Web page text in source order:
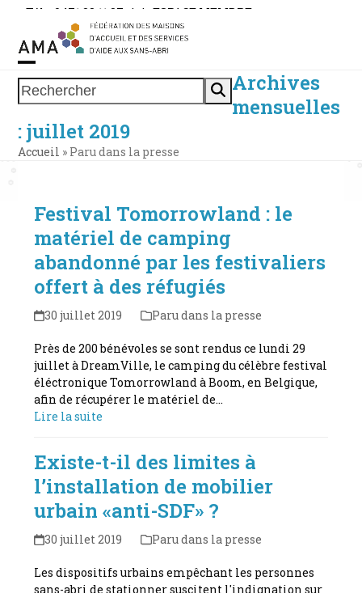
Skip
content
Tél. : 0471 38 11 37 | | ESPACE MEMBRE
Rechercher
Open
mobile
menu
Close
mobile
menu
Archives
mensuelles
: juillet 2019
Accueil » Paru dans la presse
Festival Tomorrowland : le
matériel de camping
abandonné par les festivaliers
offert à des réfugiés
30 juillet 2019 Paru dans la presse
Près de 200 bénévoles se sont rendus ce lundi 29
juillet à DreamVille, le camping du célèbre festival
éléctronique Tomorrowland à Boom, en Belgique,
afin de récupérer le matériel de…
Lire la suite
Existe-t-il des limites à
l’installation de mobilier
urbain «anti-SDF» ?
30 juillet 2019 Paru dans la presse
Les dispositifs urbains empêchant les personnes
sans-abri de stationner suscitent l'indignation sur